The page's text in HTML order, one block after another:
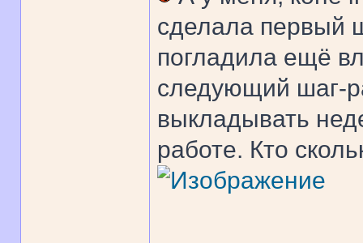
сделала первый
погладила ещё
следующий шаг-
выкладывать
работе. Кто